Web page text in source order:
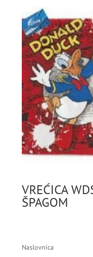
VREĆICA
ŠPAGOM
Naslovnica